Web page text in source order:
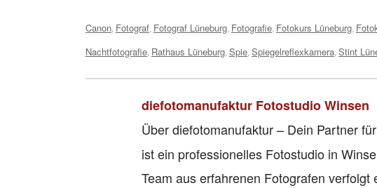
Tags:
Canon Fotograf Fotograf Lüneburg Fotografie Fotokurs Lüneburg
Nachtfotografie Rathaus Lüneburg Spie Spiegelreflexkamera Stint
diefotomanufaktur Fotostudio Winsen
Über diefotomanufaktur – Dein Partner
ist ein professionelles Fotostudio in
Team aus erfahrenen Fotografen